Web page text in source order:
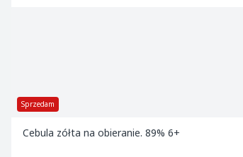
Sprzedam
Cebula zółta na obieranie. 89% 6+